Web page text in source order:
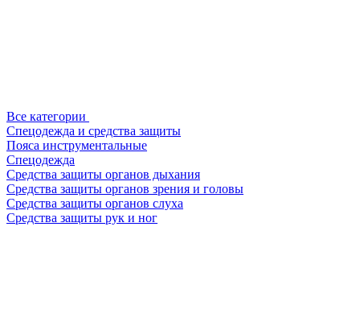
Все категории
Спецодежда и средства защиты
Пояса инструментальные
Спецодежда
Средства защиты органов дыхания
Средства защиты органов зрения и головы
Средства защиты органов слуха
Средства защиты рук и ног